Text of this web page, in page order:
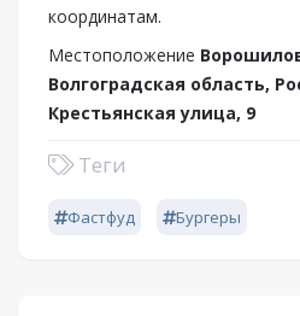
координатам.
Местоположение
Волгоградская область,
Крестьянская улица, 9
Теги
Фастфуд Бургеры